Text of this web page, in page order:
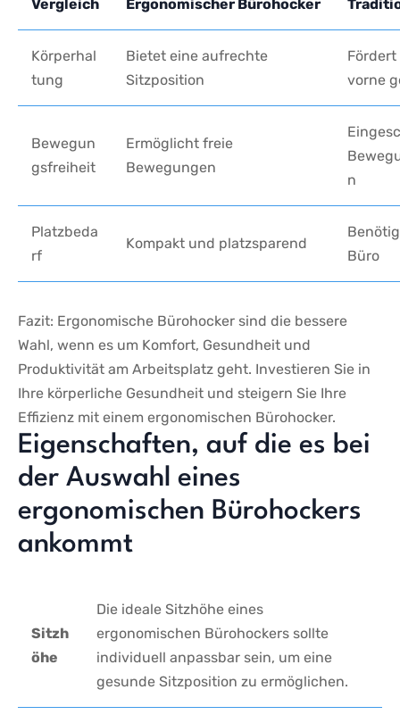
Vergleich Ergonomischer Bürohocker
Körperhal
tung
Bietet eine aufrechte
⁤Sitzposition
vorne
Bewegun
gsfreiheit
Ermöglicht freie
Bewegungen
n
Platzbeda
rf
Kompakt und platzsparend
Büro
Fazit: Ergonomische Bürohocker sind die⁣ bessere
Wahl, wenn es um Komfort,​ Gesundheit und
Produktivität am Arbeitsplatz geht. Investieren Sie ​in​
Ihre ⁣körperliche Gesundheit und steigern Sie Ihre⁣
Effizienz mit einem ergonomischen Bürohocker.
Eigenschaften, auf die es ‍bei
‌der Auswahl⁣ eines
⁢ergonomischen​ Bürohockers
ankommt
Sitzh
öhe
Die ideale Sitzhöhe eines
ergonomischen Bürohockers ​sollte
individuell anpassbar ⁢sein, um eine
gesunde Sitzposition ‍zu⁣ ermöglichen.